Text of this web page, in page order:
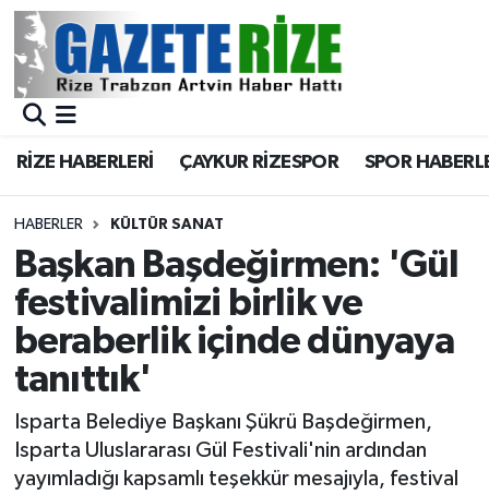
RİZE HABERLERİ ÇAYKUR RİZESPOR SPOR
HABERLER KÜLTÜR SANAT
Başkan Başdeğirmen: 'Gül
festivalimizi birlik ve
beraberlik içinde dünyaya
tanıttık'
Isparta Belediye Başkanı Şükrü Başdeğirmen,
Isparta Uluslararası Gül Festivali'nin ardından
yayımladığı kapsamlı teşekkür mesajıyla, festival
BÖLGEMİZ
Asayiş
Rize Jandarma Komutanlığı
Bilim Teknoloji
Advertising news
Canlı Maç
Merkez Nöbetçi Eczaneler
Merkez Trafik Yoğunluk Haritası
Süper Lig Puan Durumu ve Fikstür
Tüm Manşetler
Son Dakika Haberleri
Haber Arşivi